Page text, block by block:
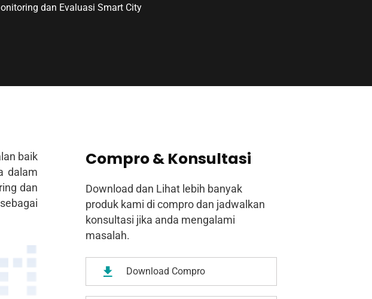
dan Evaluasi Smart City
baik
dalam
dan
Compro & Konsultasi
Download dan Lihat lebih banyak
produk kami di compro dan jadwalkan
konsultasi jika anda mengalami
masalah.
Download Compro